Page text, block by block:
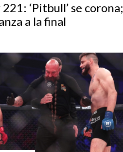
‘Pitbull’ se corona;
a la final